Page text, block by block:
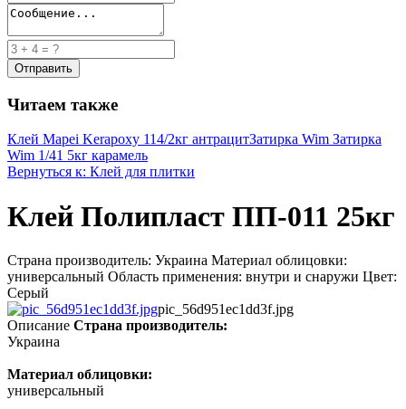
Читаем также
Клей Mapei Kerapoxy 114/2кг антрацитЗатирка Wim Затирка
Wim 1/41 5кг карамель
Вернуться к: Клей для плитки
Клей Полипласт ПП-011 25кг
Страна производитель: Украина Материал облицовки:
универсальный Область применения: внутри и снаружи Цвет:
Серый
pic_56d951ec1dd3f.jpg
Описание Страна производитель:
Украина
Материал облицовки:
универсальный